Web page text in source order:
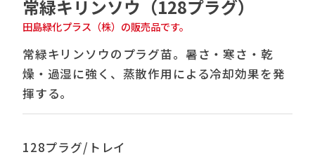
常緑キリンソウ（128プラグ）
田島緑化プラス（株）の販売品です。
常緑キリンソウのプラグ苗。暑さ・寒さ・乾
燥・過湿に強く、蒸散作用による冷却効果を発
揮する。
128プラグ/トレイ